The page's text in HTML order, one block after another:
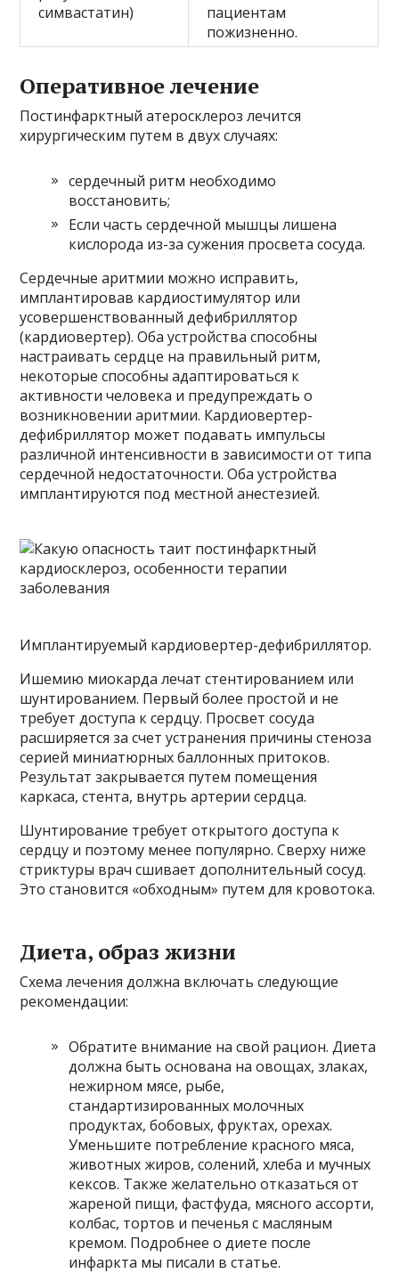
симвастатин)
пациентам
пожизненно.
Оперативное лечение
Постинфарктный атеросклероз лечится
хирургическим путем в двух случаях:
сердечный ритм необходимо
восстановить;
Если часть сердечной мышцы лишена
кислорода из-за сужения просвета сосуда.
Сердечные аритмии можно исправить,
имплантировав кардиостимулятор или
усовершенствованный дефибриллятор
(кардиовертер). Оба устройства способны
настраивать сердце на правильный ритм,
некоторые способны адаптироваться к
активности человека и предупреждать о
возникновении аритмии. Кардиовертер-
дефибриллятор может подавать импульсы
различной интенсивности в зависимости от типа
сердечной недостаточности. Оба устройства
имплантируются под местной анестезией.
Имплантируемый кардиовертер-дефибриллятор.
Ишемию миокарда лечат стентированием или
шунтированием. Первый более простой и не
требует доступа к сердцу. Просвет сосуда
расширяется за счет устранения причины стеноза
серией миниатюрных баллонных притоков.
Результат закрывается путем помещения
каркаса, стента, внутрь артерии сердца.
Шунтирование требует открытого доступа к
сердцу и поэтому менее популярно. Сверху ниже
стриктуры врач сшивает дополнительный сосуд.
Это становится «обходным» путем для кровотока.
Диета, образ жизни
Схема лечения должна включать следующие
рекомендации:
Обратите внимание на свой рацион. Диета
должна быть основана на овощах, злаках,
нежирном мясе, рыбе,
стандартизированных молочных
продуктах, бобовых, фруктах, орехах.
Уменьшите потребление красного мяса,
животных жиров, солений, хлеба и мучных
кексов. Также желательно отказаться от
жареной пищи, фастфуда, мясного ассорти,
колбас, тортов и печенья с масляным
кремом. Подробнее о диете после
инфаркта мы писали в статье.